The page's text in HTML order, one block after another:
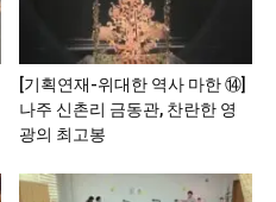
[기획연재-위대한 역사 마한 ⑭]
나주 신촌리 금동관, 찬란한 영
광의 최고봉